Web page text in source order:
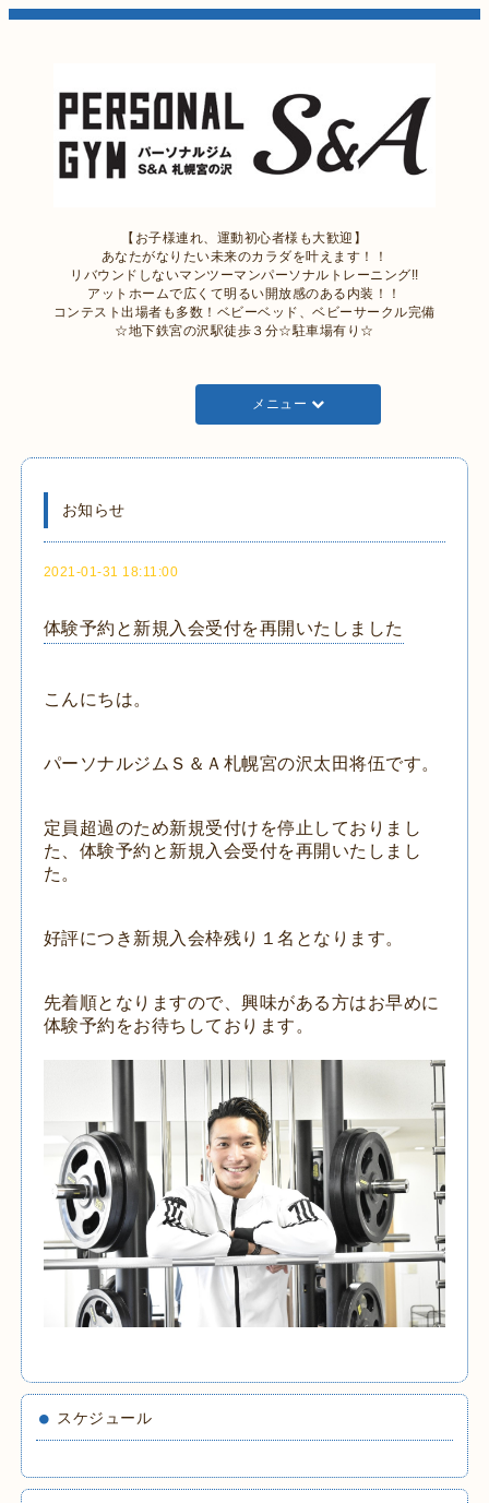
【お子様連れ、運動初心者様も大歓迎】
あなたがなりたい未来のカラダを叶えます！！
リバウンドしないマンツーマンパーソナルトレーニング!!
アットホームで広くて明るい開放感のある内装！！
コンテスト出場者も多数！ベビーベッド、ベビーサークル完備
☆地下鉄宮の沢駅徒歩３分☆駐車場有り☆
メニュー
お知らせ
2021-01-31 18:11:00
体験予約と新規入会受付を再開いたしました
こんにちは。
パーソナルジムＳ＆Ａ札幌宮の沢太田将伍です。
定員超過のため新規受付けを停止しておりまし
た、体験予約と新規入会受付を再開いたしまし
た。
好評につき新規入会枠残り１名となります。
先着順となりますので、興味がある方はお早めに
体験予約をお待ちしております。
スケジュール